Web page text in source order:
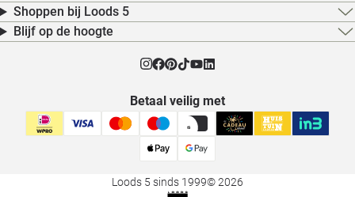
Shoppen bij Loods 5
Blijf op de hoogte
Betaal veilig met
Loods 5 sinds 1999© 2026